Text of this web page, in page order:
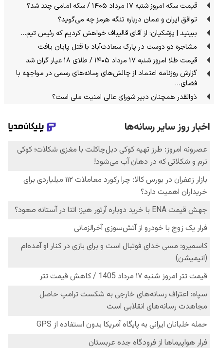
قیمت سکه امروز شنبه ۱۷ مرداد ۱۴۰۵ / سکه امامی چند شد؟
توافق ایران و عمان درباره تنگه هرمز چه می‌گوید؟
ببینید | پزشکیان: از آقای قالیباف خواهش کردیم که رئیس تیم…
مشاجره دو دوست در پارک سعادت‌آباد با قتل پایان یافت
قیمت طلا امروز شنبه ۱۷ مرداد ۱۴۰۵ / طلای ۱۸ عیار گران شد
گزارش روزنامه اعتماد از چالش‌های رسانه‌های رسمی در مواجهه با
فضای…
ذوالقدر همچنان دبیر شورای ‌عالی امنیت ملی است؟